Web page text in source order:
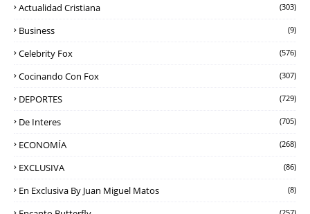
Actualidad Cristiana (303)
Business (9)
Celebrity Fox (576)
Cocinando Con Fox (307)
DEPORTES (729)
De Interes (705)
ECONOMÍA (268)
EXCLUSIVA (86)
En Exclusiva By Juan Miguel Matos (8)